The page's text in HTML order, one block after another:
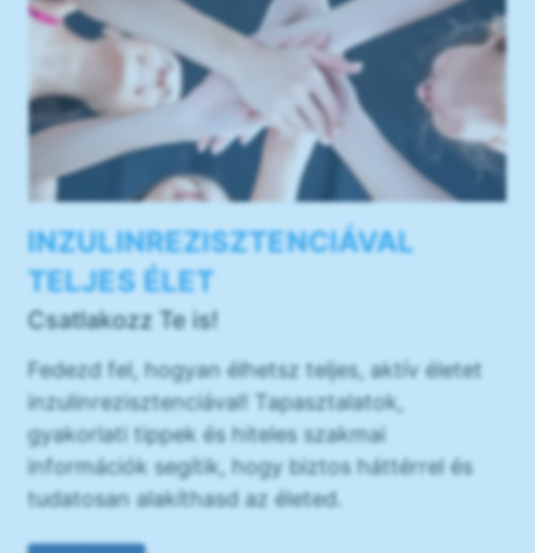
INZULINREZISZTENCIÁVAL
TELJES ÉLET
Csatlakozz Te is!
Fedezd fel, hogyan élhetsz teljes, aktív életet
inzulinrezisztenciával! Tapasztalatok,
gyakorlati tippek és hiteles szakmai
információk segítik, hogy biztos háttérrel és
tudatosan alakíthasd az életed.